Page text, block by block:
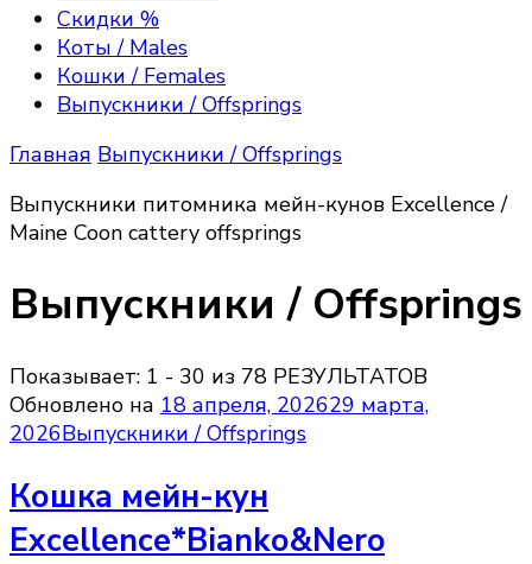
Excellence, Maine Coon kittens
породы мейн—кун, полюбоваться их красотой,
получить полезную информацию об их
содержании, зарезервировать или приобрести
котёнка породы мейн кун, на условиях Договора
Скидки %
Коты / Males
Кошки / Females
Выпускники / Offsprings
Главная Выпускники / Offsprings
Выпускники питомника мейн-кунов Excellence /
Maine Coon cattery offsprings
Выпускники / Offsprings
Показывает: 1 - 30 из 78 РЕЗУЛЬТАТОВ
Обновлено на 18 апреля, 202629 марта,
2026Выпускники / Offsprings
Кошка мейн-кун
Excellence*Bianko&Nero